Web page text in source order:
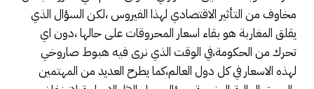
مخاوف من التأثير الاقتصادي لهذا الفيروس ،لكن السؤال الذي
يقلق المغاربة هو بقاء اسعار المحروقات على حالها ،دون اي
تحرك من الحكومة،في الوقت الذي نرى فيه هبوط صاروخي
لهذه الاسعار في كل دول العالم،كما يطرح العديد من المهتمين